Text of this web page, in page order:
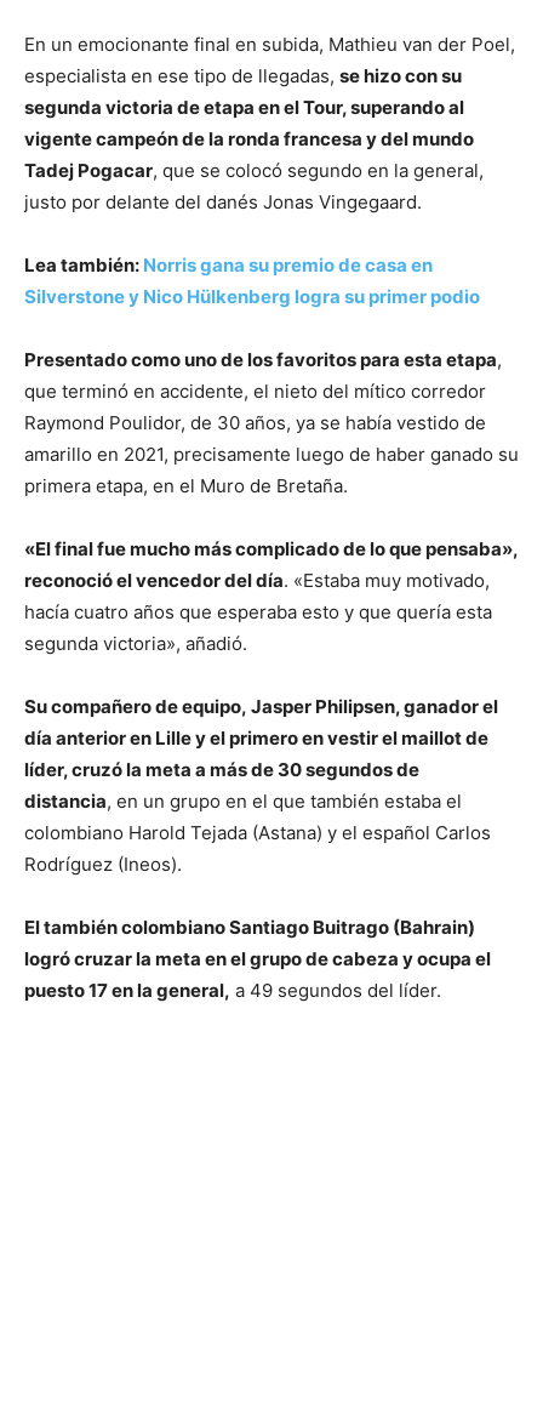
En un emocionante final en subida, Mathieu van der Poel,
especialista en ese tipo de llegadas, se hizo con su
segunda victoria de etapa en el Tour, superando al
vigente campeón de la ronda francesa y del mundo
Tadej Pogacar, que se colocó segundo en la general,
justo por delante del danés Jonas Vingegaard.
Lea también: Norris gana su premio de casa en
Silverstone y Nico Hülkenberg logra su primer podio
Presentado como uno de los favoritos para esta etapa,
que terminó en accidente, el nieto del mítico corredor
Raymond Poulidor, de 30 años, ya se había vestido de
amarillo en 2021, precisamente luego de haber ganado su
primera etapa, en el Muro de Bretaña.
«El final fue mucho más complicado de lo que pensaba»,
reconoció el vencedor del día. «Estaba muy motivado,
hacía cuatro años que esperaba esto y que quería esta
segunda victoria», añadió.
Su compañero de equipo, Jasper Philipsen, ganador el
día anterior en Lille y el primero en vestir el maillot de
líder, cruzó la meta a más de 30 segundos de
distancia, en un grupo en el que también estaba el
colombiano Harold Tejada (Astana) y el español Carlos
Rodríguez (Ineos).
El también colombiano Santiago Buitrago (Bahrain)
logró cruzar la meta en el grupo de cabeza y ocupa el
puesto 17 en la general, a 49 segundos del líder.